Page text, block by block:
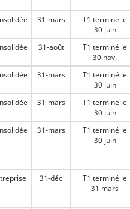
31-mars
T1 terminé le
30 juin
31-août
T1 terminé le
30 nov.
31-mars
T1 terminé le
30 juin
31-mars
T1 terminé le
30 juin
31-mars
T1 terminé le
30 juin
31-déc
T1 terminé le
31 mars